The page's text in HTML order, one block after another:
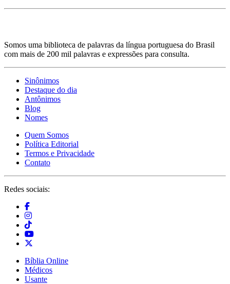
Somos uma biblioteca de palavras da língua portuguesa do Brasil
com mais de 200 mil palavras e expressões para consulta.
Sinônimos
Destaque do dia
Antônimos
Blog
Nomes
Quem Somos
Política Editorial
Termos e Privacidade
Contato
Redes sociais:
Bíblia Online
Médicos
Usante